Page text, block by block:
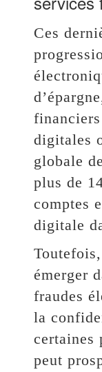
Ces
digitales
globale
plus de
comptes
digitale
émerger
fraudes
la
certaines
peut